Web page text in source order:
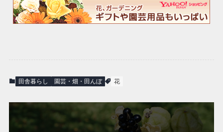
田舎暮らし 園芸・畑・田んぼ 花